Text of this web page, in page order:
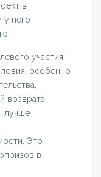
в
у него
участия
особенно
возврата
лучше
Это
в